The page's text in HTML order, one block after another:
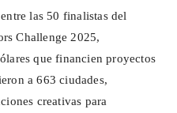
las 50 finalistas del
Challenge 2025,
que financien proyectos
a 663 ciudades,
creativas para